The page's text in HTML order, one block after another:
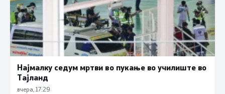
Најмалку седум мртви во пукање во училиште во
Тајланд
вчера, 17:29